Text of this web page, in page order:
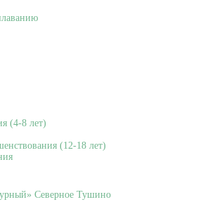
(4-8 лет)
(12-18 лет)
Северное Тушино